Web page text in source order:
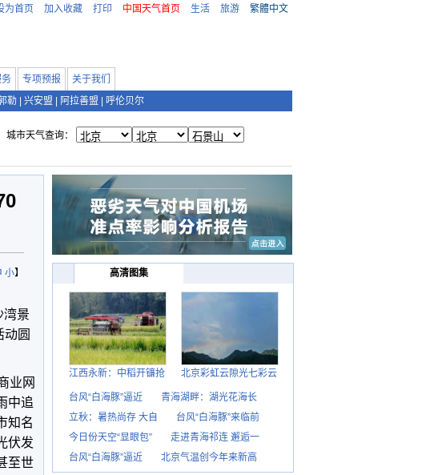
为首页 加入收藏 打印 中国天气首页 生活 旅游 繁體中文
专项预报
关于我们
勒 兴安盟 阿拉善盟 呼伦贝尔
城市天气查询：
小】
景
圆
业网
中追
知名
伏发
至世
高清图集
江西永新：中稻开镰抢 北京彩虹云隙光七彩云
台风“白海豚”逼近
青海湖畔：湖光花海长
立秋：暑热尚存 大自
台风“白海豚”来临前
今日份天空“显眼包”
走进青海祁连 邂逅一
台风“白海豚”逼近
北京气温创今年来新高